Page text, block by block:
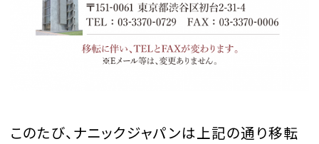
このたび、ナニックジャパンは上記の通り移転